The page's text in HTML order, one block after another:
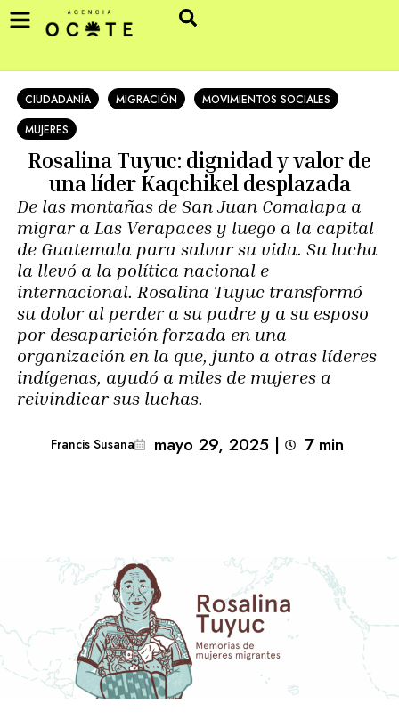
CIUDADANÍA MIGRACIÓN
MOVIMIENTOS SOCIALES
MUJERES
Rosalina Tuyuc: dignidad y valor de
una líder Kaqchikel desplazada
De las montañas de San Juan Comalapa a
migrar a Las Verapaces y luego a la capital
de Guatemala para salvar su vida. Su lucha
la llevó a la política nacional e
internacional. Rosalina Tuyuc transformó
su dolor al perder a su padre y a su esposo
por desaparición forzada en una
organización en la que, junto a otras líderes
indígenas, ayudó a miles de mujeres a
reivindicar sus luchas.
Francis Susana mayo 29, 2025 | 7 min